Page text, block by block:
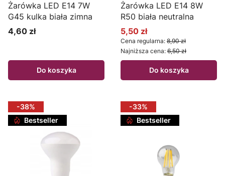
Żarówka LED E14 7W
G45 kulka biała zimna
Cena
4,60 zł
Do koszyka
Żarówka LED E14 8W
R50 biała neutralna
Cena promocyjna
5,50 zł
Cena regularna: 8,90 zł
Najniższa cena: 6,50 zł
Do koszyka
-38%
Bestseller
-33%
Bestseller